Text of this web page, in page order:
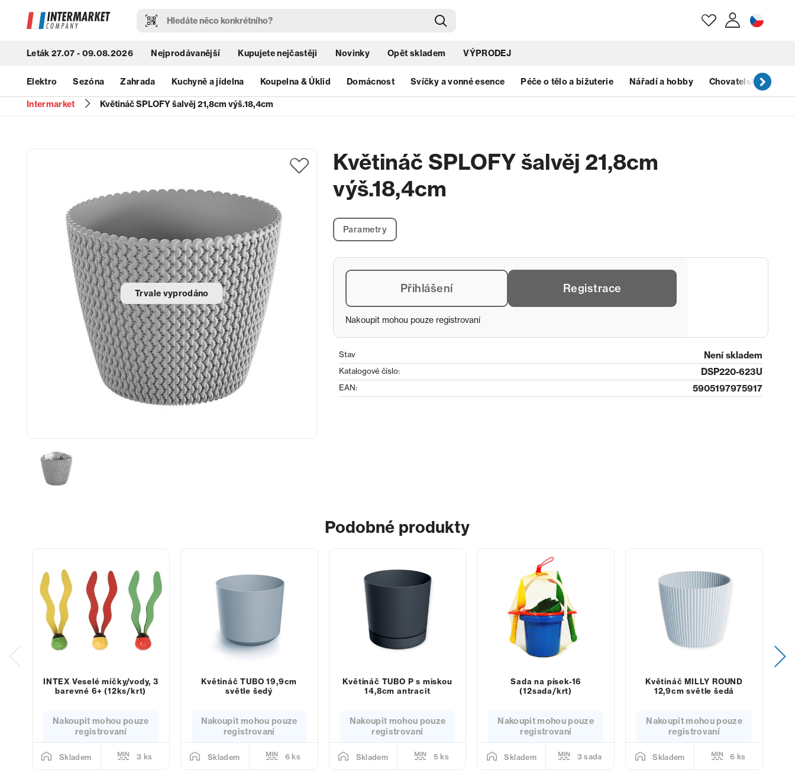
Leták 27.07 - 09.08.2026 Nejprodávanější Kupujete nejčastěji Novinky Opět skladem VÝPRODEJ
Elektro Sezóna Zahrada Kuchyně a jídelna Koupelna & Úklid Domácnost Svíčky a vonné esence Péče o tělo a bižuterie Nářadí a hobby Chovatelské
Intermarket Květináč SPLOFY šalvěj 21,8cm výš.18,4cm
Květináč SPLOFY šalvěj 21,8cm
výš.18,4cm
Parametry
Trvale vyprodáno Přihlášení Registrace
Nakoupit mohou pouze registrovaní
Stav Není skladem
Katalogové číslo: DSP220-623U
EAN: 5905197975917
Podobné produkty
INTEX Veselé míčky/vody, 3
barevné 6+ (12ks/krt)
Nakoupit mohou pouze
registrovaní
Skladem 3 ks
Květináč TUBO 19,9cm
světle šedý
Nakoupit mohou pouze
registrovaní
Skladem 6 ks
Květináč TUBO P s miskou
14,8cm antracit
Nakoupit mohou pouze
registrovaní
Skladem 5 ks
Sada na písek-16
(12sada/krt)
Nakoupit mohou pouze
registrovaní
Skladem 3 sada
Květináč MILLY ROUND
12,9cm světle šedá
Nakoupit mohou pouze
registrovaní
Skladem 6 ks